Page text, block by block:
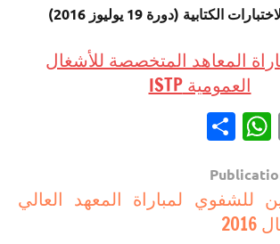
الكتابية (دورة 19 يوليوز 2016)
المعاهد المتخصصة للأشغال
العمومية ISTP
Email
WhatsApp
للشفوي لمباراة المعهد العالي